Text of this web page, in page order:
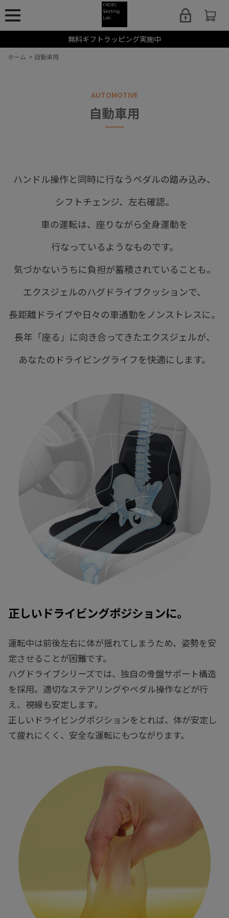
無料ギフトラッピング実施中
AUTOMOTIVE
自動車用
ハンドル操作と同時に行なうペダルの踏み込み、
シフトチェンジ、左右確認。
車の運転は、座りながら全身運動を
行なっているようなものです。
気づかないうちに負担が蓄積されていることも。
エクスジェルのハグドライブクッションで、
長距離ドライブや日々の車通勤をノンストレスに。
長年「座る」に向き合ってきたエクスジェルが、
あなたのドライビングライフを快適にします。
正しいドライビングポジションに。
運転中は前後左右に体が揺れてしまうため、 姿勢を安
定させることが困難です。
ハグドライブシリーズでは、独自の骨盤サポート構造
を採用。適切なステアリングやペダル操作などが行
え、視線も安定します。
正しいドライビングポジションをとれば、体が安定し
て疲れにくく、安全な運転にもつながります。
ホーム > 自動車用